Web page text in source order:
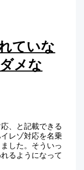
ていな
メな
、と記載できる
レゾ対応を名乗
した。そういっ
るようになって